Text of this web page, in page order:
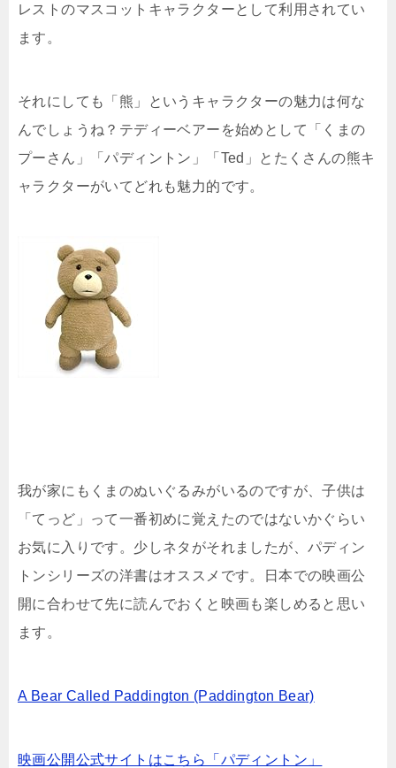
レストのマスコットキャラクターとして利用されてい
ます。
それにしても「熊」というキャラクターの魅力は何な
んでしょうね？テディーベアーを始めとして「くまの
プーさん」「パディントン」「Ted」とたくさんの熊キ
ャラクターがいてどれも魅力的です。
我が家にもくまのぬいぐるみがいるのですが、子供は
「てっど」って一番初めに覚えたのではないかぐらい
お気に入りです。少しネタがそれましたが、パディン
トンシリーズの洋書はオススメです。日本での映画公
開に合わせて先に読んでおくと映画も楽しめると思い
ます。
A Bear Called Paddington (Paddington Bear)
映画公開公式サイトはこちら「パディントン」